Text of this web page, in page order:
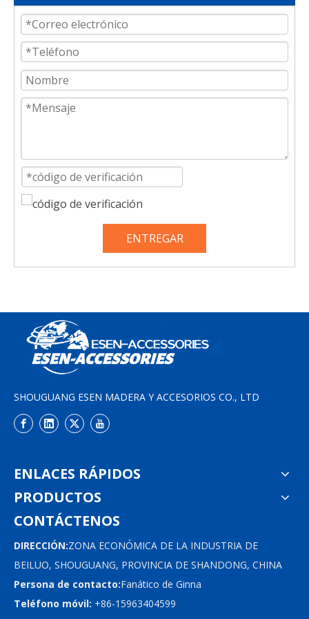
ENTREGAR
SHOUGUANG ESEN MADERA Y ACCESORIOS CO., LTD
ENLACES RÁPIDOS
PRODUCTOS
CONTÁCTENOS
DIRECCIÓN:ZONA ECONÓMICA DE LA INDUSTRIA DE
BEILUO, SHOUGUANG, PROVINCIA DE SHANDONG, CHINA
Persona de contacto:Fanático de Ginna
Teléfono móvil: +86-15963404599